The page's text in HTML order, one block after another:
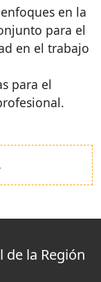
en la
para el
en el trabajo
para el
de la Región